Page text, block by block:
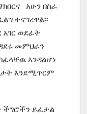
አሁን በስራ
ተናግረዋል፡፡
አገር ወደፊት
መምህራን
እንዳልሆነ
እንደሚጥርም
ችግሮችን ይፈታል